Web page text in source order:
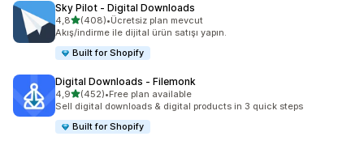
Sky Pilot ‑ Digital Downloads
4,85 yıldız üzerinden
(408)
toplam 408 değerlendirme
•Ücretsiz plan mevcut
Akış/indirme ile dijital ürün satışı yapın.
Built for Shopify
Digital Downloads ‑ Filemonk
4,95 yıldız üzerinden
(452)
toplam 452 değerlendirme
•Free plan available
Sell digital downloads & digital products in 3 quick steps
Built for Shopify